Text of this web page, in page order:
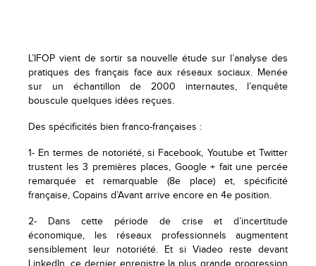
L’IFOP vient de sortir sa nouvelle étude sur l’analyse des
pratiques des français face aux réseaux sociaux. Menée
sur un échantillon de 2000 internautes, l’enquête
bouscule quelques idées reçues.
Des spécificités bien franco-françaises :
1- En termes de notoriété, si Facebook, Youtube et Twitter
trustent les 3 premières places, Google + fait une percée
remarquée et remarquable (8e place) et, spécificité
française, Copains d’Avant arrive encore en 4e position.
2- Dans cette période de crise et d’incertitude
économique, les réseaux professionnels augmentent
sensiblement leur notoriété. Et si Viadeo reste devant